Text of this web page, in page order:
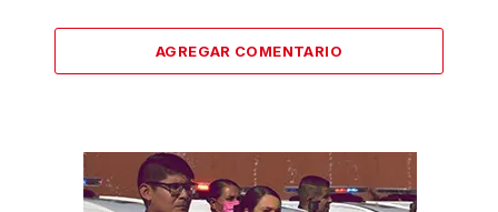
AGREGAR COMENTARIO